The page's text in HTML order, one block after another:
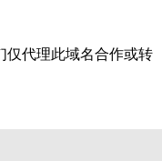
仅代理此域名合作或转